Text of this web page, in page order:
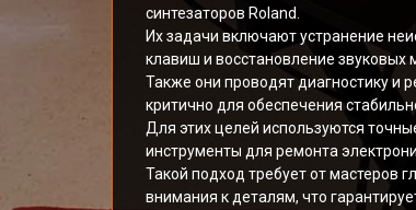
синтезаторов Roland.
Их задачи включают устранение
клавиш и восстановление звуковых
Также они проводят диагностику и
критично для обеспечения
Для этих целей используются
инструменты для ремонта
Такой подход требует от мастеров
внимания к деталям, что